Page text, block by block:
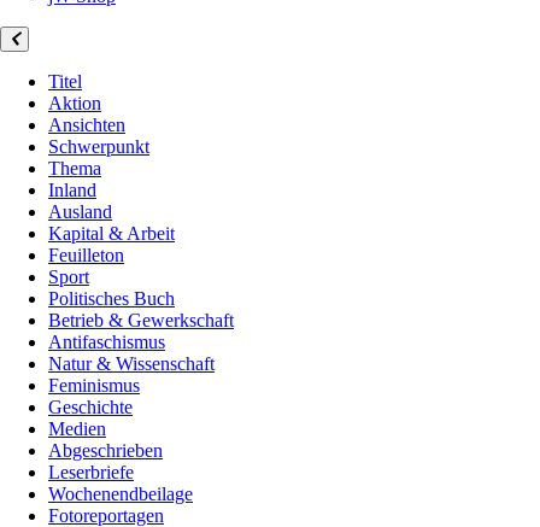
Titel
Aktion
Ansichten
Schwerpunkt
Thema
Inland
Ausland
Kapital & Arbeit
Feuilleton
Sport
Politisches Buch
Betrieb & Gewerkschaft
Antifaschismus
Natur & Wissenschaft
Feminismus
Geschichte
Medien
Abgeschrieben
Leserbriefe
Wochenendbeilage
Fotoreportagen